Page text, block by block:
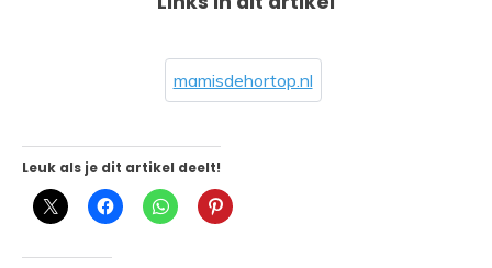
mamisdehortop.nl
Leuk als je dit artikel deelt!